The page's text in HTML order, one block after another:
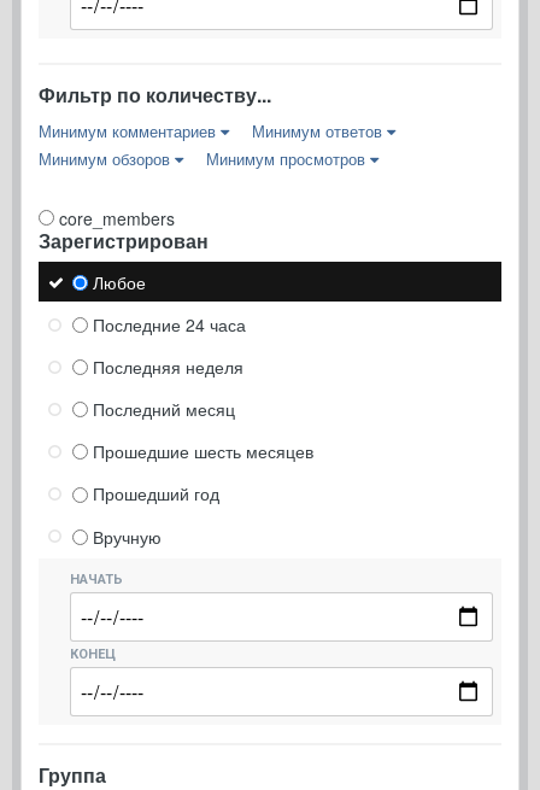
Фильтр по количеству...
Минимум комментариев
Минимум ответов
Минимум обзоров
Минимум просмотров
core_members
Зарегистрирован
Любое
Последние 24 часа
Последняя неделя
Последний месяц
Прошедшие шесть месяцев
Прошедший год
Вручную
НАЧАТЬ
КОНЕЦ
Группа